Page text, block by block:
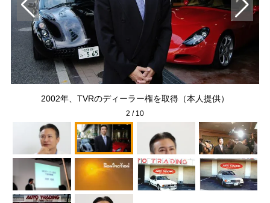
2002年、TVRのディーラー権を取得（本人提供）
2 / 10